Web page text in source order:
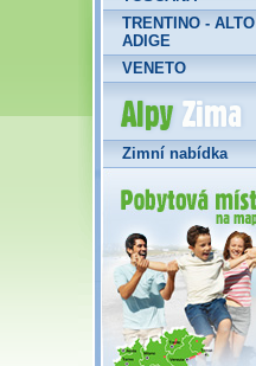
TRENTINO - ALTO
ADIGE
VENETO
Alpy Zima
Zimní nabídka